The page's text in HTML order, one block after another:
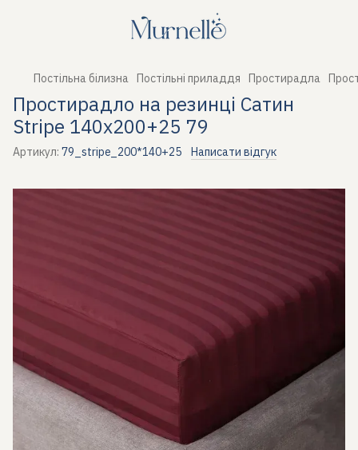
Постільна білизна Постільні приладдя Простирадла
Простирадло на резинці Сатин
Stripe 140х200+25 79
Артикул: 79_stripe_200*140+25 Написати відгук